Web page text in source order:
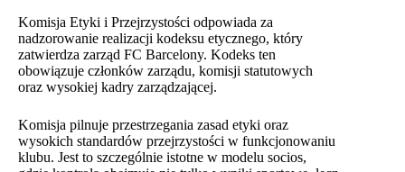
Komisja Etyki i Przejrzystości odpowiada za
nadzorowanie realizacji kodeksu etycznego, który
zatwierdza zarząd FC Barcelony. Kodeks ten
obowiązuje członków zarządu, komisji statutowych
oraz wysokiej kadry zarządzającej.
Komisja pilnuje przestrzegania zasad etyki oraz
wysokich standardów przejrzystości w funkcjonowaniu
klubu. Jest to szczególnie istotne w modelu socios,